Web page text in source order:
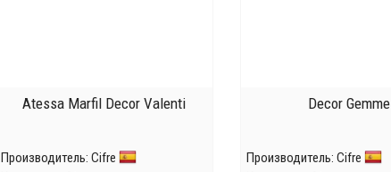
Atessa Marfil Decor Valenti
Производитель: Cifre
Decor Gemme
Производитель: Cifre